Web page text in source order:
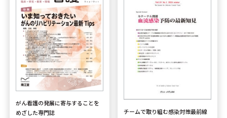
がん看護の発展に寄与することを
めざした専門誌
チームで取り組む感染対策最前線